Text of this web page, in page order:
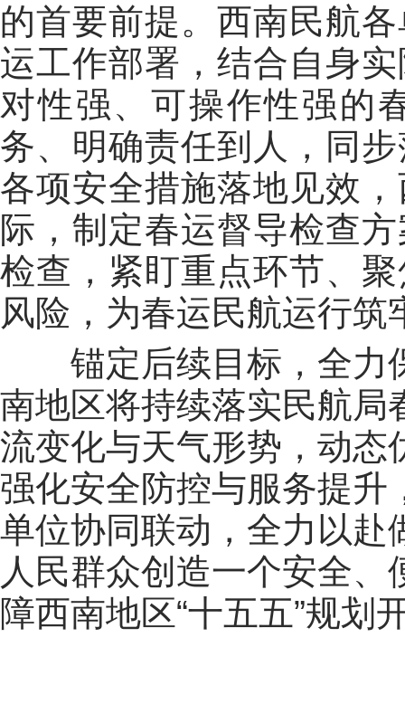
的首要前提。西南民航
运工作部署，结合自身
对性强、可操作性强的
务、明确责任到人，同
各项安全措施落地见效
际，制定春运督导检查
检查，紧盯重点环节、
风险，为春运民航运行筑
锚定后续目标，全力
南地区将持续落实民航局
流变化与天气形势，动态
强化安全防控与服务提升
单位协同联动，全力以赴
人民群众创造一个安全
障西南地区“十五五”规划